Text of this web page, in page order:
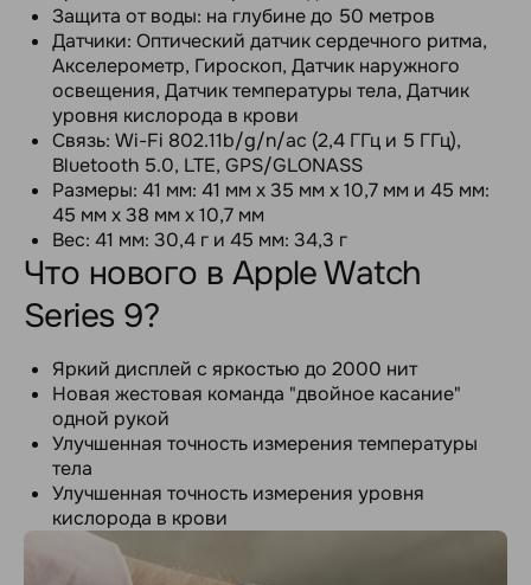
Защита от воды: на глубине до 50 метров
Датчики: Оптический датчик сердечного ритма,
Акселерометр, Гироскоп, Датчик наружного
освещения, Датчик температуры тела, Датчик
уровня кислорода в крови
Связь: Wi-Fi 802.11b/g/n/ac (2,4 ГГц и 5 ГГц),
Bluetooth 5.0, LTE, GPS/GLONASS
Размеры: 41 мм: 41 мм x 35 мм x 10,7 мм и 45 мм:
45 мм x 38 мм x 10,7 мм
Вес: 41 мм: 30,4 г и 45 мм: 34,3 г
Что нового в Apple Watch
Series 9?
Яркий дисплей с яркостью до 2000 нит
Новая жестовая команда "двойное касание"
одной рукой
Улучшенная точность измерения температуры
тела
Улучшенная точность измерения уровня
кислорода в крови